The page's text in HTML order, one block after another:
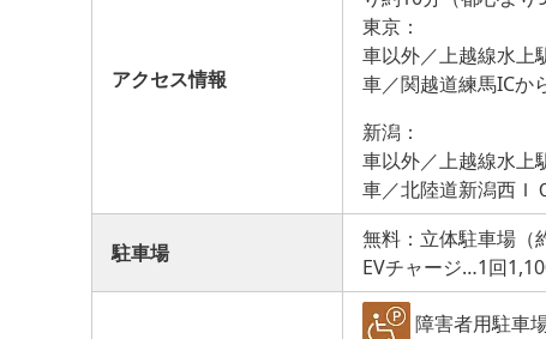
アクセス情報
東京：
車以外／上越線水上
車／関越道練馬ICか
新潟：
車以外／上越線水上
車／北陸道新潟西Ｉ
駐車場
無料：立体駐車場（
EVチャージ…1回
障害者用駐車